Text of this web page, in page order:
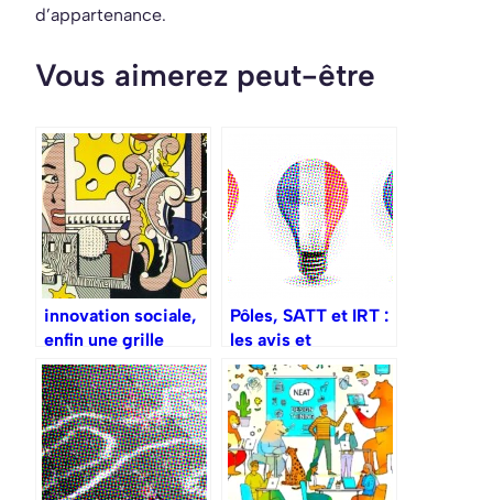
d’appartenance.
Vous aimerez peut-être
innovation sociale,
enfin une grille
d’analyse !
Pôles, SATT et IRT :
les avis et
recommandations
pleuvent